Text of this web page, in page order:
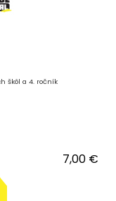
škôl a 4. ročník
7,00 €